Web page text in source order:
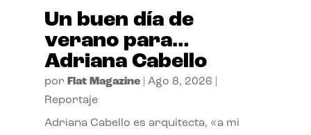
Un buen día de
verano para…
Adriana Cabello
por Flat Magazine| Ago 8, 2026
Reportaje
Adriana Cabello es arquitecta, «a mi